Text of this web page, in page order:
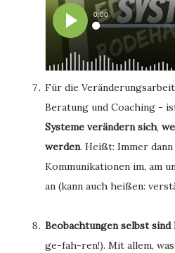
Für die
Beratung und Coaching -
Systeme verändern sich,
werden. Heißt: Immer
Kommunikationen im, am
an (kann auch heißen:
Beobachtungen selbst sind
ge-fah-ren!). Mit allem,